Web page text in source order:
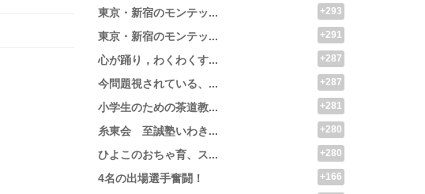
東京・新宿のモンテッ... +293
東京・新宿のモンテッ... +291
心が踊り，わくわくす... +287
今問題視されている、... +287
小学生のための茶道教... +281
糸東会 至誠塾いわき... +280
ひよこのおちゃ育、ス... +280
4名の出場選手奮闘！ +166